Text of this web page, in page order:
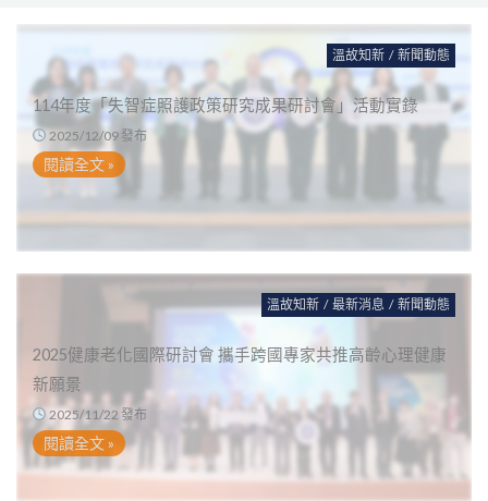
溫故知新 / 新聞動態
114年度「失智症照護政策研究成果研討會」活動實錄
2025/12/09 發布
閱讀全文 »
溫故知新 / 最新消息 / 新聞動態
2025健康老化國際研討會 攜手跨國專家共推高齡心理健康
新願景
2025/11/22 發布
閱讀全文 »